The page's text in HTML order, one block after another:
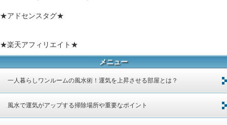
★アドセンスタグ★
★楽天アフィリエイト★
メニュー
一人暮らしワンルームの風水術！運気を上昇させる部屋とは？
風水で運気がアップする掃除場所や重要なポイント